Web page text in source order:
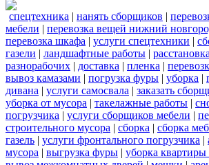
спецтехника | нанять сборщиков |
мебели | перевозка вещей нижний
перевозка шкафа | услуги спецтехники |
газели | ландшафтные работы |
разнорабочих | доставка | пленка |
вывоз камазами | погрузка фуры | уборка |
дивана | услуги самосвала | заказать
уборка от мусора | такелажные работы |
погрузчика | услуги сборщиков мебели |
строительного мусора | сборка | сборка
газель | услуги фронтального погрузчика |
мусора | выгрузка фуры | уборка квартиры